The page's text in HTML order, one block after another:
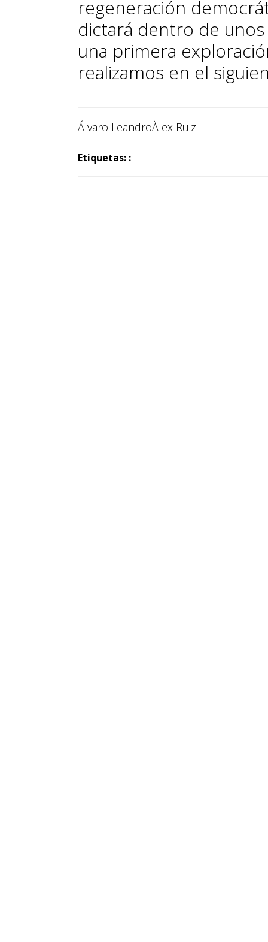
regeneración
dictará dentro de
una primera
realizamos en el
Álvaro LeandroÀlex Ruiz
Etiquetas: